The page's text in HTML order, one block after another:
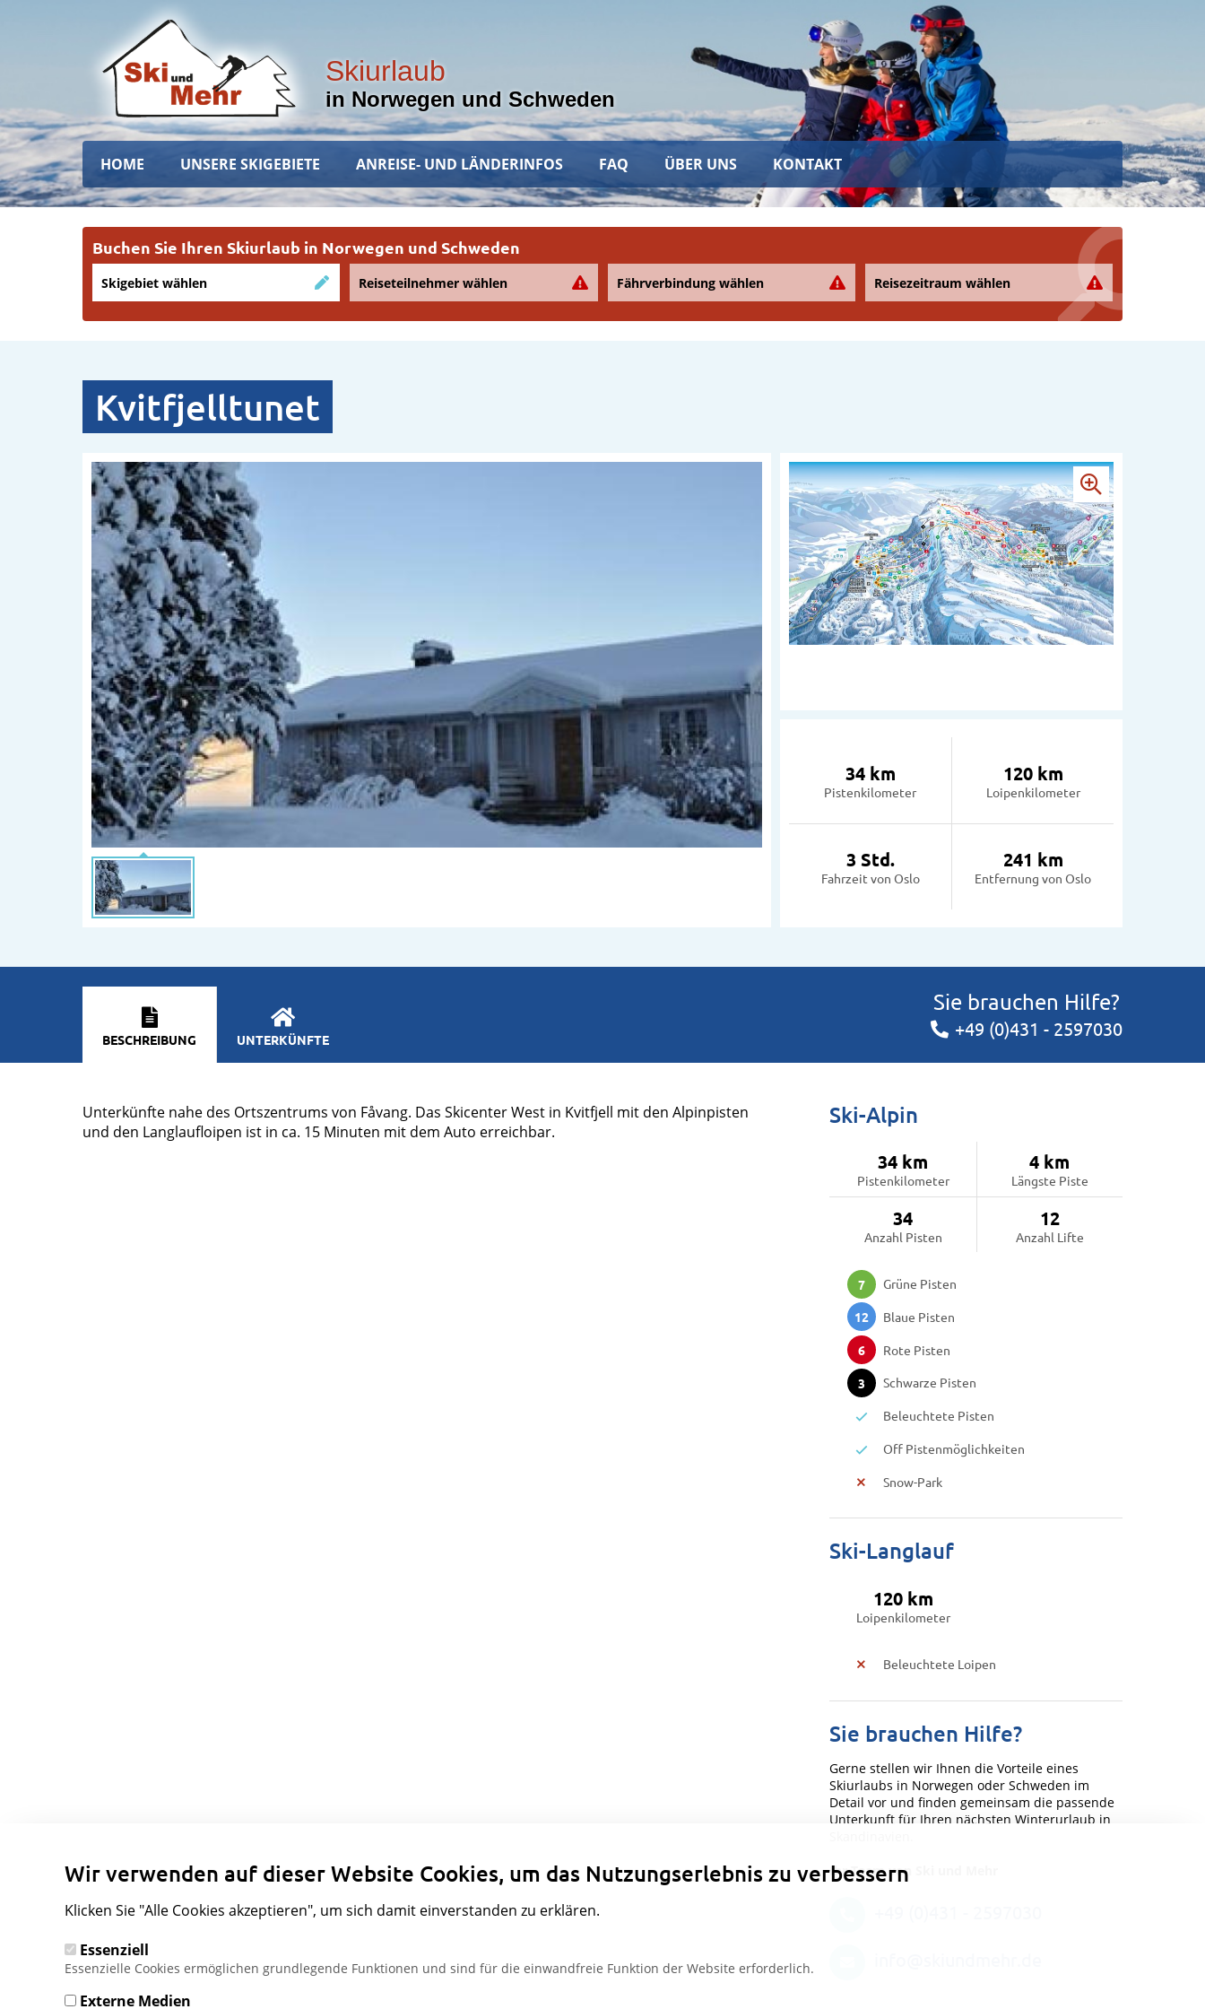
Skiurlaub
in Norwegen und Schweden
Hauptnavigation
HOME UNSERE SKIGEBIETE ANREISE- UND LÄNDERINFOS FAQ ÜBER UNS KONTAKT
Buchen Sie Ihren Skiurlaub in Norwegen und Schweden
Skigebiet wählen Reiseteilnehmer wählen Fährverbindung wählen Reisezeitraum wählen
Kvitfjelltunet
34 km
Pistenkilometer
120 km
Loipenkilometer
3 Std.
Fahrzeit von Oslo
241 km
Entfernung von Oslo
BESCHREIBUNG UNTERKÜNFTE
Sie brauchen Hilfe?
+49 (0)431 - 2597030
Unterkünfte nahe des Ortszentrums von Fåvang. Das Skicenter West in Kvitfjell mit den Alpinpisten
und den Langlaufloipen ist in ca. 15 Minuten mit dem Auto erreichbar.
Ski-Alpin
34 km
Pistenkilometer
4 km
Längste Piste
34
Anzahl Pisten
12
Anzahl Lifte
7 Grüne Pisten
12 Blaue Pisten
6 Rote Pisten
3 Schwarze Pisten
Beleuchtete Pisten
Off Pistenmöglichkeiten
Snow-Park
Ski-Langlauf
120 km
Loipenkilometer
Beleuchtete Loipen
Sie brauchen Hilfe?
Gerne stellen wir Ihnen die Vorteile eines
Skiurlaubs in Norwegen oder Schweden im
Detail vor und finden gemeinsam die passende
Unterkunft für Ihren nächsten Winterurlaub in
Ihr Team von Ski und Mehr
Wir verwenden auf dieser Website Cookies, um das Nutzungserlebnis zu verbessern
Klicken Sie "Alle Cookies akzeptieren", um sich damit einverstanden zu erklären.
Essenziell
Essenzielle Cookies ermöglichen grundlegende Funktionen und sind für die einwandfreie Funktion der Website erforderlich.
Externe Medien